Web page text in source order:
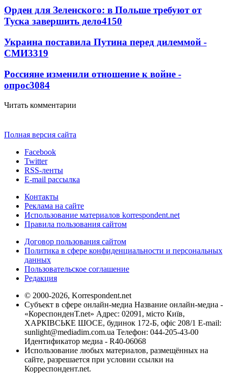
Орден для Зеленского: в Польше требуют от
Туска завершить дело4150
Украина поставила Путина перед дилеммой -
СМИ3319
Россияне изменили отношение к войне -
опрос3084
Читать комментарии
Полная версия сайта
Facebook
Twitter
RSS-ленты
E-mail рассылка
Контакты
Реклама на сайте
Использование материалов korrespondent.net
Правила пользования сайтом
Договор пользования сайтом
Политика в сфере конфиденциальности и персональных
данных
Пользовательское соглашение
Редакция
© 2000-2026, Korrespondent.net
Субъект в сфере онлайн-медиа Название онлайн-медиа -
«КореспонденТ.net» Адрес: 02091, місто Київ,
ХАРКІВСЬКЕ ШОСЕ, будинок 172-Б, офіс 208/1 E-mail:
sunlight@mediadim.com.ua Телефон: 044-205-43-00
Идентификатор медиа - R40-06068
Использование любых материалов, размещённых на
сайте, разрешается при условии ссылки на
Корреспондент.net.